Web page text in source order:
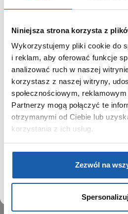
Niniejsza strona korzysta z
Wykorzystujemy pliki cookie do
i reklam, aby oferować funkcje
analizować ruch w naszej
korzystasz z naszej witryny,
społecznościowym,
Partnerzy mogą połączyć te
otrzymanymi od Ciebie lub
korzystania z ich usług.
Zezwól na
GRUPA ZIBI
Historia
Misja, wizja i wartości Grupy Zibi
Ważne daty
Kariera
Zgoda na ciasteczka
PRODUKTY
Kalkulatory
SIECI SPRZEDAŻY
SZANOWNY
SZANOWNA
Używamy plików cookie w
statystycznych i
ruch w tej witrynie,
zapamiętywać Twoje